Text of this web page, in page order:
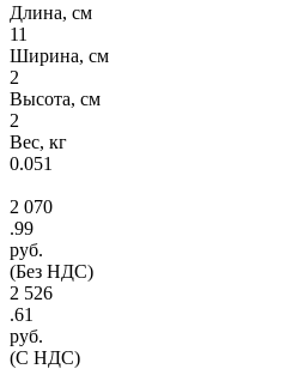
Длина, см
11
Ширина, см
2
Высота, см
2
Вес, кг
0.051
2 070
.99
руб.
(Без НДС)
2 526
.61
руб.
(С НДС)